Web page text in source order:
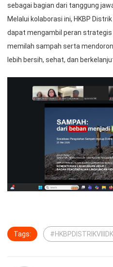
sebagai bagian dari tanggung
Melalui kolaborasi ini, HKBP
dapat mengambil peran
memilah sampah serta
lebih bersih, sehat, dan
Tags: